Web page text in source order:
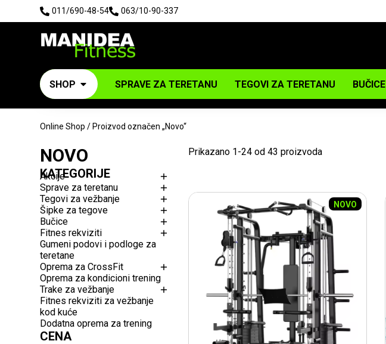
011/690-48-54 063/10-90-337
SHOP SPRAVE ZA TERETANU TEGOVI ZA TERETANU BUČICE
Online Shop / Proizvod označen „Novo“
NOVO
KATEGORIJE
Akcije
Sprave za teretanu
Tegovi za vežbanje
Šipke za tegove
Bučice
Fitnes rekviziti
Gumeni podovi i podloge za
teretane
Oprema za CrossFit
Oprema za kondicioni trening
Trake za vežbanje
Fitnes rekviziti za vežbanje
kod kuće
Dodatna oprema za trening
CENA
Prikazano 1-24 od 43 proizvoda
NOVO